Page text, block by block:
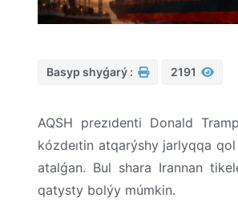
Basyp shyǵarý : 2191
AQSH prezıdenti Donald
kózdeıtin atqarýshy jarlyqqa
atalǵan. Bul shara Irannan
qatysty bolýy múmkin.